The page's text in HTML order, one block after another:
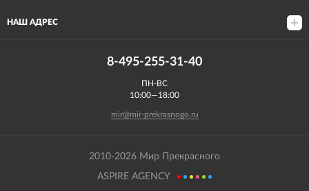
НАШ АДРЕС
8-495-255-31-40
ПН-ВС
10:00—18:00
mir@mir-prekrasnogo.ru
2010-2026 Мир Прекрасного
ASPIRE AGENCY